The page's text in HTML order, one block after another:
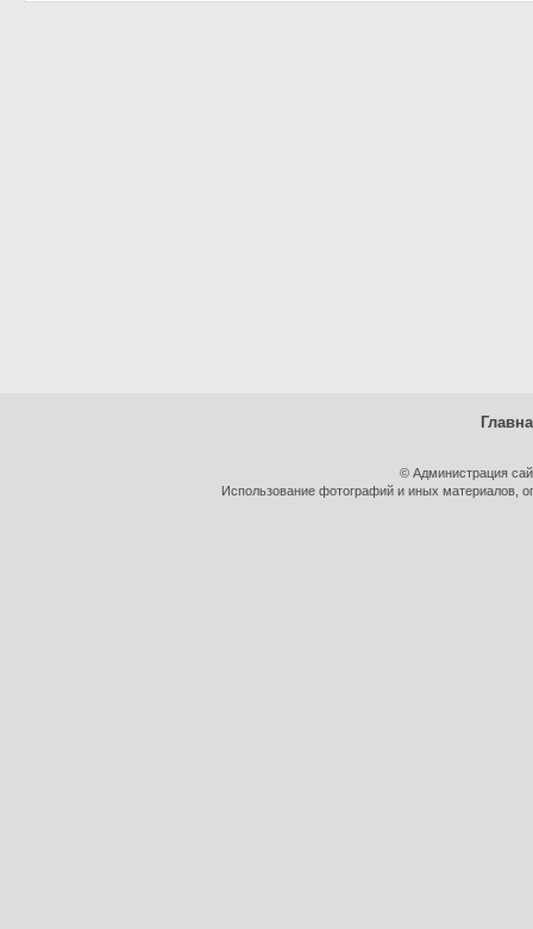
© Администрация
Использование фотографий и иных материалов,